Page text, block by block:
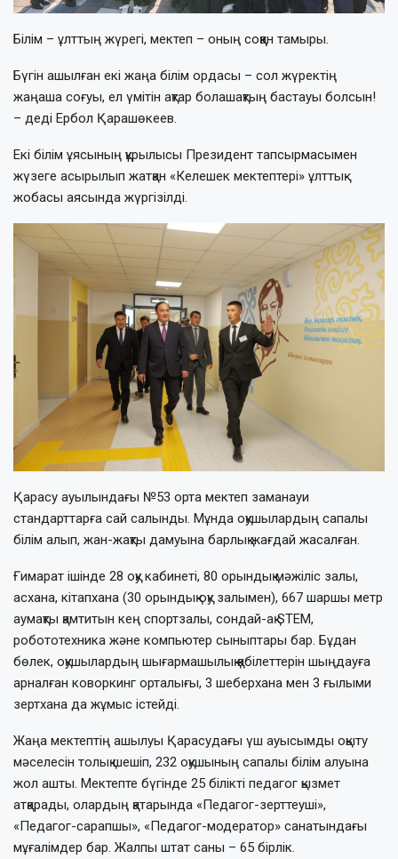
Білім – ұлттың жүрегі, мектеп – оның соққан тамыры.
Бүгін ашылған екі жаңа білім ордасы – сол жүректің
жаңаша соғуы, ел үмітін ақтар болашақтың бастауы болсын!
– деді Ербол Қарашөкеев.
Екі білім ұясының құрылысы Президент тапсырмасымен
жүзеге асырылып жатқан «Келешек мектептері» ұлттық
жобасы аясында жүргізілді.
Қарасу ауылындағы №53 орта мектеп заманауи
стандарттарға сай салынды. Мұнда оқушылардың сапалы
білім алып, жан-жақты дамуына барлық жағдай жасалған.
Ғимарат ішінде 28 оқу кабинеті, 80 орындық мәжіліс залы,
асхана, кітапхана (30 орындық оқу залымен), 667 шаршы метр
аумақты қамтитын кең спортзалы, сондай-ақ STEM,
робототехника және компьютер сыныптары бар. Бұдан
бөлек, оқушылардың шығармашылық қабілеттерін шыңдауға
арналған коворкинг орталығы, 3 шеберхана мен 3 ғылыми
зертхана да жұмыс істейді.
Жаңа мектептің ашылуы Қарасудағы үш ауысымды оқыту
мәселесін толық шешіп, 232 оқушының сапалы білім алуына
жол ашты. Мектепте бүгінде 25 білікті педагог қызмет
атқарады, олардың қатарында «Педагог-зерттеуші»,
«Педагог-сарапшы», «Педагог-модератор» санатындағы
мұғалімдер бар. Жалпы штат саны – 65 бірлік.